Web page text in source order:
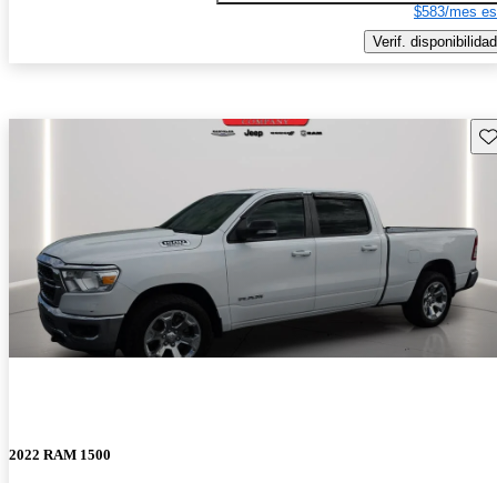
$583/mes
Verif. disponibilidad
2022 RAM 1500